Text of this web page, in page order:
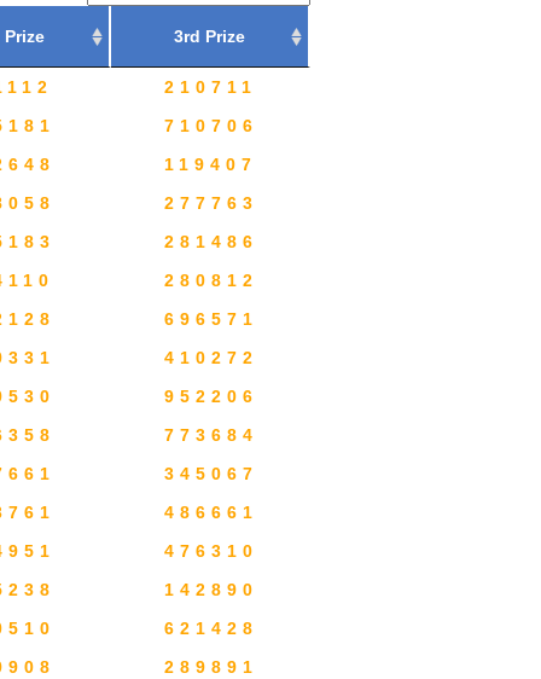
Prize 3rd Prize
210711
710706
119407
277763
281486
280812
696571
410272
952206
773684
345067
486661
476310
142890
621428
289891